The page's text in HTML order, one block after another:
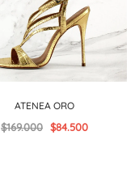
ATENEA ORO
$169.000 $84.500